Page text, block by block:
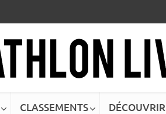
CLASSEMENTS DÉCOUVRIR